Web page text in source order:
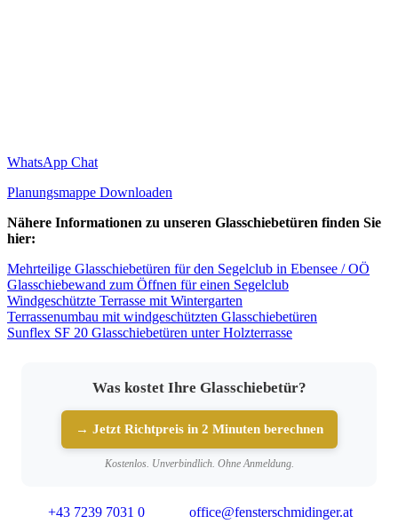
WhatsApp Chat
Planungsmappe Downloaden
Nähere Informationen zu unseren Glasschiebetüren finden Sie
hier:
Mehrteilige Glasschiebetüren für den Segelclub in Ebensee / OÖ
Glasschiebewand zum Öffnen für einen Segelclub
Windgeschützte Terrasse mit Wintergarten
Terrassenumbau mit windgeschützten Glasschiebetüren
Sunflex SF 20 Glasschiebetüren unter Holzterrasse
Was kostet Ihre Glasschiebetür?
→ Jetzt Richtpreis in 2 Minuten berechnen
Kostenlos. Unverbindlich. Ohne Anmeldung.
+43 7239 7031 0 office@fensterschmidinger.at